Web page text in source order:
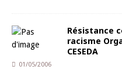
Résistance
racisme
CESEDA
01/05/2006